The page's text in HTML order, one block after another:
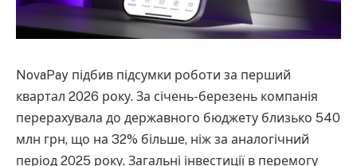
NovaPay підбив підсумки роботи за перший
квартал 2026 року. За січень-березень компанія
перерахувала до державного бюджету близько 540
млн грн, що на 32% більше, ніж за аналогічний
період 2025 року. Загальні інвестиції в перемогу